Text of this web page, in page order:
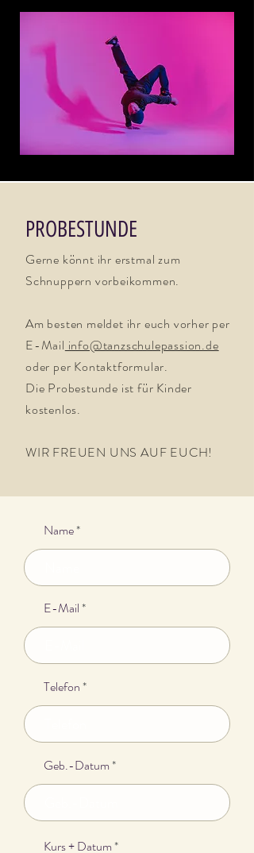
PROBESTUNDE
Gerne könnt ihr erstmal zum
Schnuppern vorbeikommen.
Am besten meldet ihr euch vorher per
E-Mail info@tanzschulepassion.de
oder per Kontaktformular.
Die Probestunde ist für Kinder
kostenlos.
WIR FREUEN UNS AUF EUCH!
Name
E-Mail
Telefon
Geb.-Datum
Kurs + Datum